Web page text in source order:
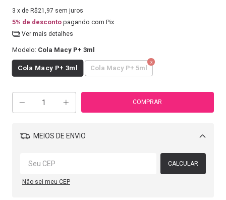
3 x de R$21,97 sem juros
5% de desconto pagando com Pix
Ver mais detalhes
Modelo: Cola Macy P+ 3ml
Cola Macy P+ 3ml Cola Macy P+ 5ml
MEIOS DE ENVIO
Alterar CEP
CALCULAR
Não sei meu CEP